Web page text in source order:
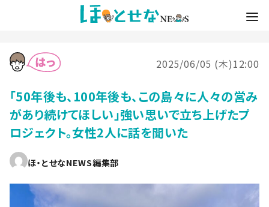
2025/06/05 (木)12:00
「50年後も、100年後も、この島々に人々の営み
があり続けてほしい」強い思いで立ち上げたプ
ロジェクト。女性2人に話を聞いた
ほ・とせなNEWS編集部